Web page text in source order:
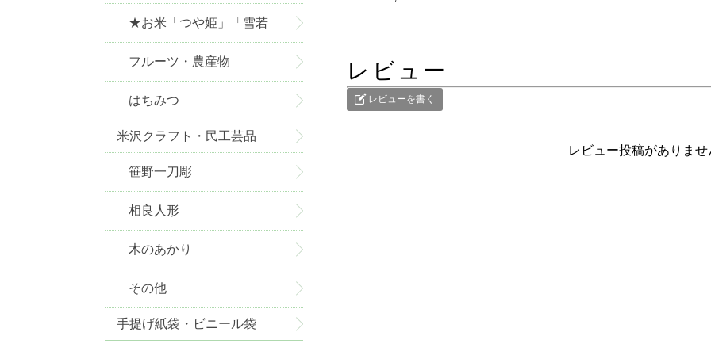
レビュー
レビューを書く
レビュー投稿がありませ
★お米「つや姫」「雪若
丸」お取り寄せ★
フルーツ・農産物
はちみつ
米沢クラフト・民工芸品
笹野一刀彫
相良人形
木のあかり
その他
手提げ紙袋・ビニール袋